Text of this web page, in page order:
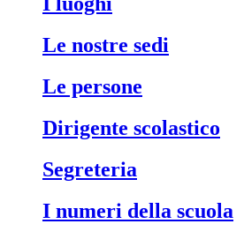
le nostre sedi
le persone
dirigente scolastico
segreteria
i numeri della scuola